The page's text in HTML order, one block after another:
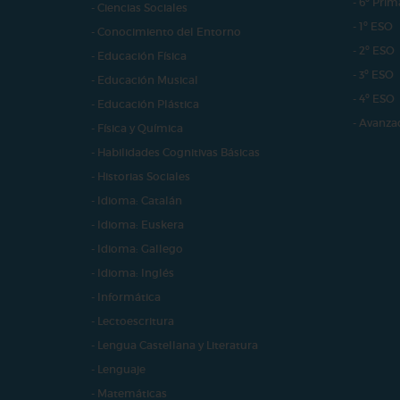
- Ciencias Sociales
- Conocimiento del Entorno
- Educación Física
- Educación Musical
- Educación Plástica
- Física y Química
- Habilidades Cognitivas Básicas
- Historias Sociales
- Idioma: Catalán
- Idioma: Euskera
- Idioma: Gallego
- Idioma: Inglés
- Informática
- Lectoescritura
- Lengua Castellana y Literatura
- Lenguaje
- Matemáticas
- 1º ESO
- 2º ESO
- 3º ESO
- 4º ESO
-